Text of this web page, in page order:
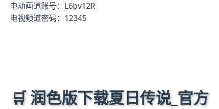
电动画道账号：L6bv12R
电视频道密码：12345
🛒 润色版下载夏日传说_官方